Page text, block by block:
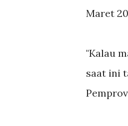
Maret
"Kalau
saat ini